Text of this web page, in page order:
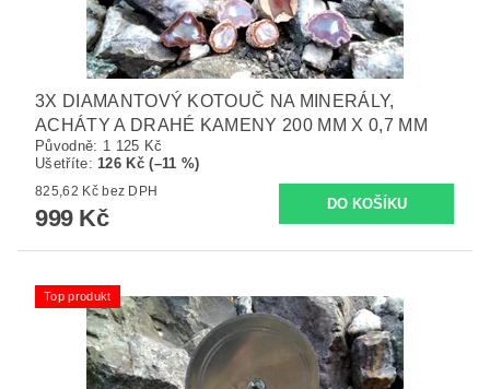
3X DIAMANTOVÝ KOTOUČ NA MINERÁLY,
ACHÁTY A DRAHÉ KAMENY 200 MM X 0,7 MM
Původně: 1 125 Kč
Ušetříte: 126 Kč (–11 %)
825,62 Kč bez DPH
999 Kč
Top produkt